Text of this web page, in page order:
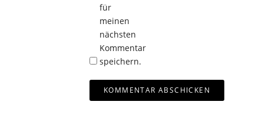
für
meinen
nächsten
Kommentar
speichern.